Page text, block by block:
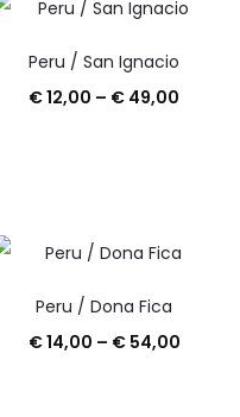
od
do
Peru / San Ignacio
€12,00 – € 49,00
Peru / Dona Fica
€14,00 – €54,00